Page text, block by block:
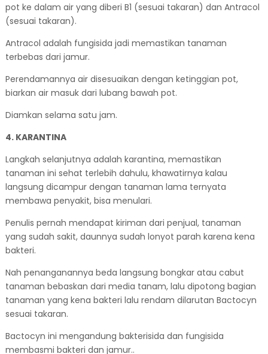
pot ke dalam air yang diberi B1 (sesuai takaran) dan Antracol
(sesuai takaran).
Antracol adalah fungisida jadi memastikan tanaman
terbebas dari jamur.
Perendamannya air disesuaikan dengan ketinggian pot,
biarkan air masuk dari lubang bawah pot.
Diamkan selama satu jam.
4. KARANTINA
Langkah selanjutnya adalah karantina, memastikan
tanaman ini sehat terlebih dahulu, khawatirnya kalau
langsung dicampur dengan tanaman lama ternyata
membawa penyakit, bisa menulari.
Penulis pernah mendapat kiriman dari penjual, tanaman
yang sudah sakit, daunnya sudah lonyot parah karena kena
bakteri.
Nah penanganannya beda langsung bongkar atau cabut
tanaman bebaskan dari media tanam, lalu dipotong bagian
tanaman yang kena bakteri lalu rendam dilarutan Bactocyn
sesuai takaran.
Bactocyn ini mengandung bakterisida dan fungisida
membasmi bakteri dan jamur..